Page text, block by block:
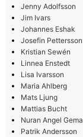
Jenny Adolfsson
Jim Ivars
Johannes Eshak
Josefin Pettersson
Kristian Sewén
Linnea Enstedt
Lisa Ivarsson
Maria Ahlberg
Mats Ljung
Mattias Bucht
Nuran Angel
Patrik Andersson